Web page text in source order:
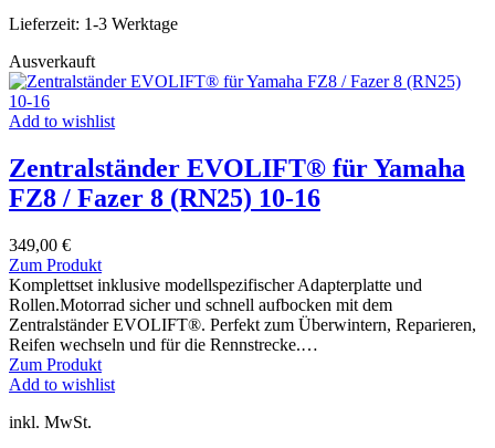
gewählt
Optionen
der
gewählt
Lieferzeit: 1-3 Werktage
Ausverkauft
Add to wishlist
Zentralständer EVOLIFT® für Yamaha
FZ8 / Fazer 8 (RN25) 10-16
349,00 €
Zum ProduktDieses
Produkt
weist
mehrere
Varianten
auf.
Die
Komplettset inklusive modellspezifischer Adapterplatte und
Rollen.Motorrad sicher und schnell aufbocken mit dem
Zentralständer EVOLIFT®. Perfekt zum Überwintern, Reparieren,
Reifen wechseln und für die Rennstrecke.…
Zum ProduktDieses
Produkt
Add to wishlist
inkl. MwSt.